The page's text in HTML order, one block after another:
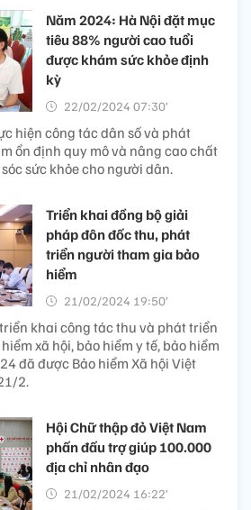
Năm 2024: Hà Nội đặt mục
tiêu 88% người cao tuổi
được khám sức khỏe định
kỳ
22/02/2024 07:30’
hiện công tác dân số và phát
ổn định quy mô và nâng cao chất
sức khỏe cho người dân.
Triển khai đồng bộ giải
pháp đôn đốc thu, phát
triển người tham gia bảo
hiểm
21/02/2024 19:50’
khai công tác thu và phát triển
xã hội, bảo hiểm y tế, bảo hiểm
đã được Bảo hiểm Xã hội Việt
2.
Hội Chữ thập đỏ Việt Nam
phấn đấu trợ giúp 100.000
địa chỉ nhân đạo
21/02/2024 16:22’